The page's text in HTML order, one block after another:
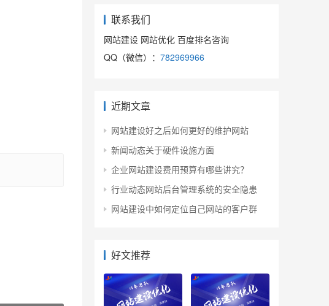
联系我们
网站建设 网站优化 百度排名咨询
QQ（微信）： 782969966
近期文章
网站建设好之后如何更好的维护网站
新闻动态关于硬件设施方面
企业网站建设费用预算有哪些讲究？
行业动态网站后台管理系统的安全隐患
网站建设中如何定位自己网站的客户群
好文推荐